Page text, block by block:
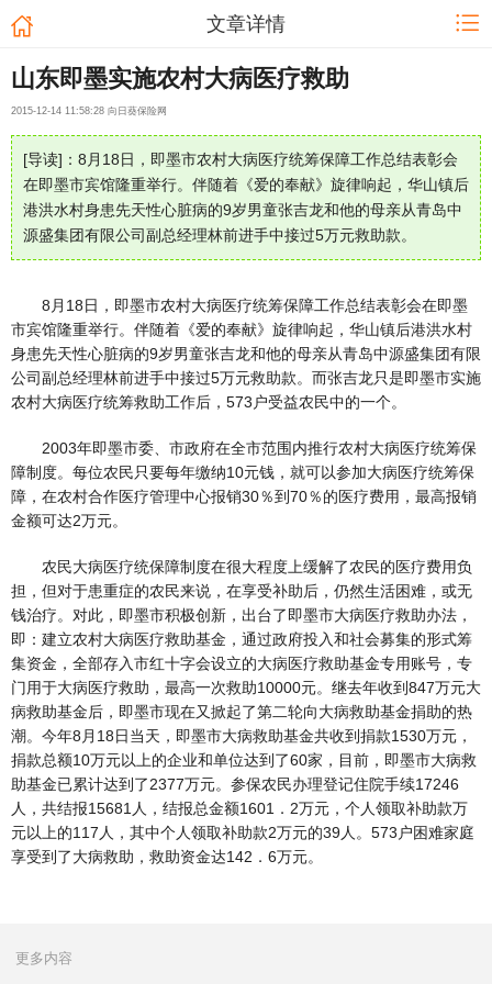
文章详情
山东即墨实施农村大病医疗救助
2015-12-14 11:58:28 向日葵保险网
[导读]：8月18日，即墨市农村大病医疗统筹保障工作总结表彰会
在即墨市宾馆隆重举行。伴随着《爱的奉献》旋律响起，华山镇后
港洪水村身患先天性心脏病的9岁男童张吉龙和他的母亲从青岛中
源盛集团有限公司副总经理林前进手中接过5万元救助款。
8月18日，即墨市农村大病医疗统筹保障工作总结表彰会在即墨
市宾馆隆重举行。伴随着《爱的奉献》旋律响起，华山镇后港洪水村
身患先天性心脏病的9岁男童张吉龙和他的母亲从青岛中源盛集团有限
公司副总经理林前进手中接过5万元救助款。而张吉龙只是即墨市实施
农村大病医疗统筹救助工作后，573户受益农民中的一个。
2003年即墨市委、市政府在全市范围内推行农村大病医疗统筹保
障制度。每位农民只要每年缴纳10元钱，就可以参加大病医疗统筹保
障，在农村合作医疗管理中心报销30％到70％的医疗费用，最高报销
金额可达2万元。
农民大病医疗统保障制度在很大程度上缓解了农民的医疗费用负
担，但对于患重症的农民来说，在享受补助后，仍然生活困难，或无
钱治疗。对此，即墨市积极创新，出台了即墨市大病医疗救助办法，
即：建立农村大病医疗救助基金，通过政府投入和社会募集的形式筹
集资金，全部存入市红十字会设立的大病医疗救助基金专用账号，专
门用于大病医疗救助，最高一次救助10000元。继去年收到847万元大
病救助基金后，即墨市现在又掀起了第二轮向大病救助基金捐助的热
潮。今年8月18日当天，即墨市大病救助基金共收到捐款1530万元，
捐款总额10万元以上的企业和单位达到了60家，目前，即墨市大病救
助基金已累计达到了2377万元。参保农民办理登记住院手续17246
人，共结报15681人，结报总金额1601．2万元，个人领取补助款万
元以上的117人，其中个人领取补助款2万元的39人。573户困难家庭
享受到了大病救助，救助资金达142．6万元。
更多内容